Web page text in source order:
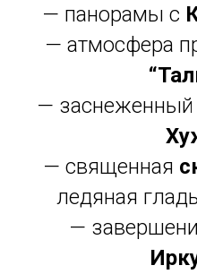
— панорамы с
— атмосфера
— заснеженный
— священная
ледяная гладь
—